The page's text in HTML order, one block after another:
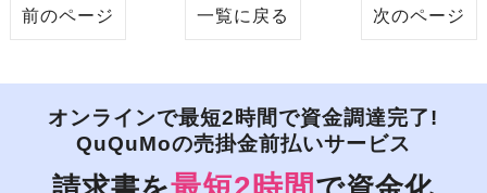
前のページ 一覧に戻る 次のページ
オンラインで最短2時間で資金調達完了!
QuQuMoの売掛金前払いサービス